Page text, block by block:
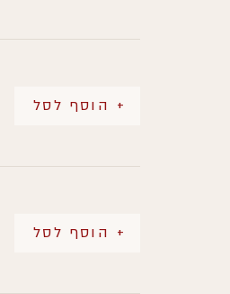
+ הוסף לסל
+ הוסף לסל